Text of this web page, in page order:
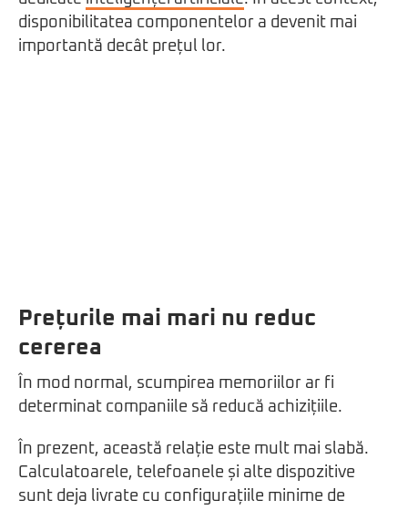
disponibilitatea componentelor a devenit mai
importantă decât prețul lor.
Prețurile mai mari nu reduc
cererea
În mod normal, scumpirea memoriilor ar fi
determinat companiile să reducă achizițiile.
În prezent, această relație este mult mai slabă.
Calculatoarele, telefoanele și alte dispozitive
sunt deja livrate cu configurațiile minime de